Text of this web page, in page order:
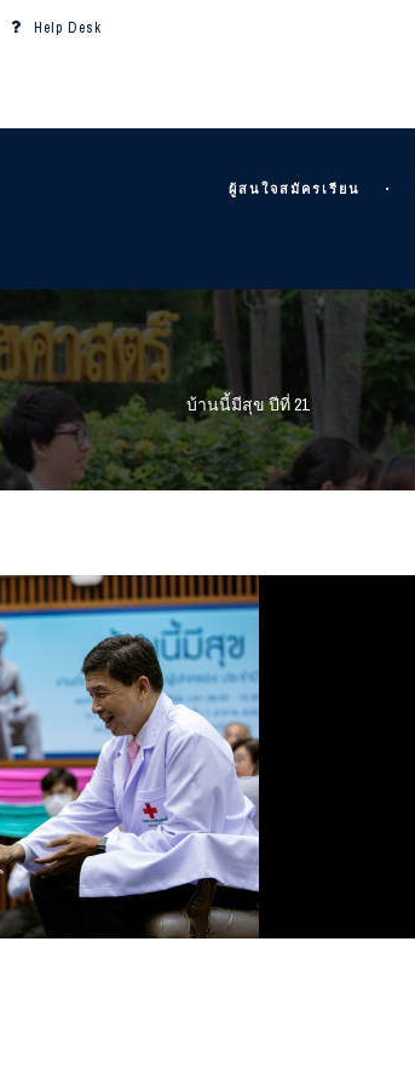
Help Desk
ผู้สนใจสมัครเรียน
บ้านนี้มีสุข ปีที่ 21